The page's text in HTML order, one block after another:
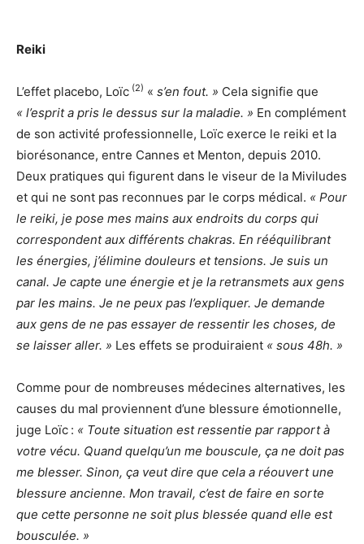
Reiki
L’effet placebo, Loïc (2) « s’en fout. » Cela signifie que
« l’esprit a pris le dessus sur la maladie. » En complément
de son activité professionnelle, Loïc exerce le reiki et la
biorésonance, entre Cannes et Menton, depuis 2010.
Deux pratiques qui figurent dans le viseur de la Miviludes
et qui ne sont pas reconnues par le corps médical. « Pour
le reiki, je pose mes mains aux endroits du corps qui
correspondent aux différents chakras. En rééquilibrant
les énergies, j’élimine douleurs et tensions. Je suis un
canal. Je capte une énergie et je la retransmets aux gens
par les mains. Je ne peux pas l’expliquer. Je demande
aux gens de ne pas essayer de ressentir les choses, de
se laisser aller. » Les effets se produiraient « sous 48h. »
Comme pour de nombreuses médecines alternatives, les
causes du mal proviennent d’une blessure émotionnelle,
juge Loïc : « Toute situation est ressentie par rapport à
votre vécu. Quand quelqu’un me bouscule, ça ne doit pas
me blesser. Sinon, ça veut dire que cela a réouvert une
blessure ancienne. Mon travail, c’est de faire en sorte
que cette personne ne soit plus blessée quand elle est
bousculée. »